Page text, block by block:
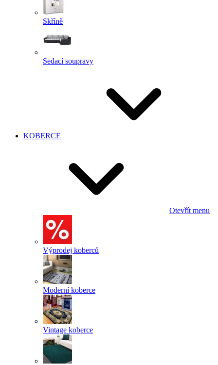
Skříně
Sedací soupravy
KOBERCE
Otevřít menu
Výprodej koberců
Moderní koberce
Vintage koberce